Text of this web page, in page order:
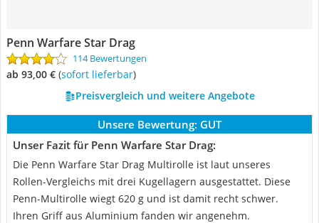
Penn Warfare Star Drag
114 Bewertungen
ab 93,00 € ( Sofort lieferbar)
Preisvergleich und weitere Angebote
Unsere Bewertung: GUT
Unser Fazit für Penn Warfare Star Drag:
Die Penn Warfare Star Drag Multirolle ist laut unseres
Rollen-Vergleichs mit drei Kugellagern ausgestattet. Diese
Penn-Multirolle wiegt 620 g und ist damit recht schwer.
Ihren Griff aus Aluminium fanden wir angenehm.